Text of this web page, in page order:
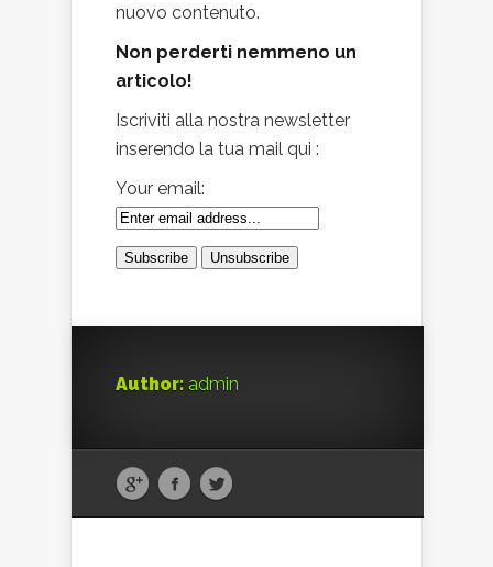
nuovo contenuto.
Non perderti nemmeno un
articolo!
Iscriviti alla nostra newsletter
inserendo la tua mail qui :
Your email:
Author: admin